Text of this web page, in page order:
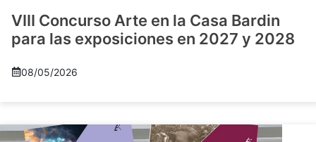
VIII Concurso Arte en la Casa Bardin
para las exposiciones en 2027 y 2028
08/05/2026